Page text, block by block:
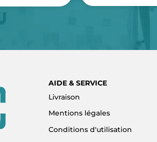
AIDE & SERVICE
Livraison
Mentions légales
Conditions d'utilisation